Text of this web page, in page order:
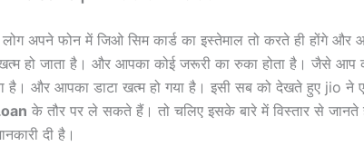
अपने फोन में जिओ सिम कार्ड का इस्तेमाल तो करते ही होंगे और
खत्म हो जाता है। और आपका कोई जरूरी का रुका होता है। जैसे आप
है। और आपका डाटा खत्म हो गया है। इसी सब को देखते हुए jio ने
के तौर पर ले सकते हैं। तो चलिए इसके बारे में विस्तार से जानते
दी है।